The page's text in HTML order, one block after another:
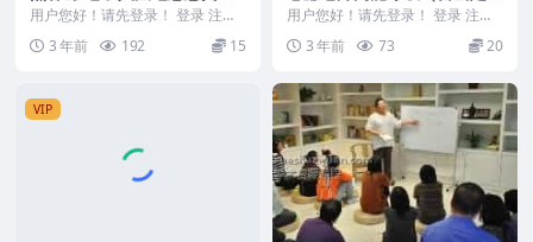
上 +中+下 .pdf 三册三本
用户您好！请先登录！ 登录 注册
老子人法地思想揭秘（上）.pdf 熊
春锦 老子...
3 年前 192 15
吸，云定呼吸，元呼吸）三天
的视频课程（共7集）
用户您好！请先登录！ 登录 注册
高能呼吸（雷云定呼吸，云定呼
吸，元呼吸） 心愿...
3 年前 73 20
VIP